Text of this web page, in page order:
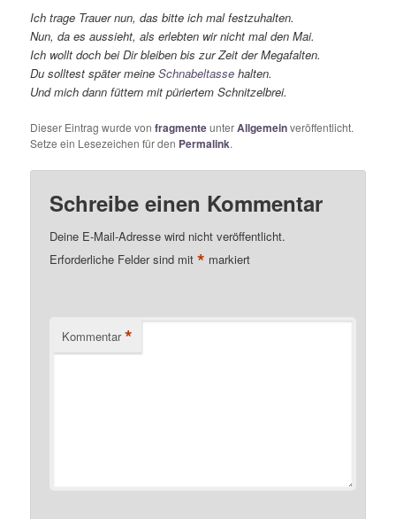
Ich trage Trauer nun, das bitte ich mal festzuhalten.
Nun, da es aussieht, als erlebten wir nicht mal den Mai.
Ich wollt doch bei Dir bleiben bis zur Zeit der Megafalten.
Du solltest später meineSchnabeltasse halten.
Und mich dann füttern mit püriertem Schnitzelbrei.
Dieser Eintrag wurde vonfragmenteunterAllgemeinveröffentlicht.
Setze ein Lesezeichen für den Permalink.
Schreibe einen Kommentar
Deine E-Mail-Adresse wird nicht veröffentlicht.
Erforderliche Felder sind mit* markiert
Kommentar *